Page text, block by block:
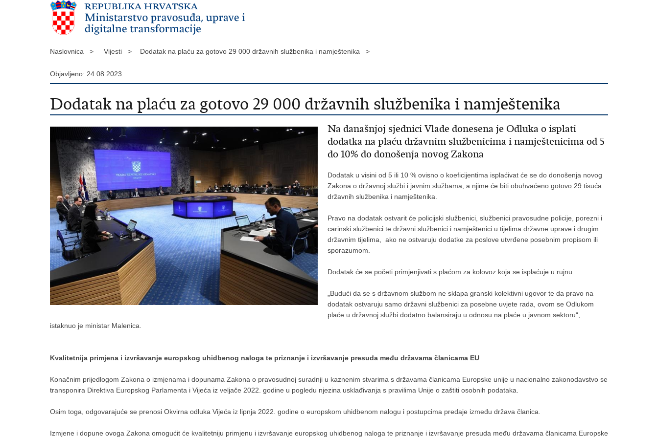
Naslovnica > Vijesti > Dodatak na plaću za gotovo 29 000 državnih službenika i namještenika >
Objavljeno: 24.08.2023.
Dodatak na plaću za gotovo 29 000 državnih službenika i namještenika
Na današnjoj sjednici Vlade donesena je Odluka o isplati
dodatka na plaću državnim službenicima i namještenicima od 5
do 10% do donošenja novog Zakona
Dodatak u visini od 5 ili 10 % ovisno o koeficijentima isplaćivat će se do donošenja novog
Zakona o državnoj službi i javnim službama, a njime će biti obuhvaćeno gotovo 29 tisuća
državnih službenika i namještenika.
Pravo na dodatak ostvarit će policijski službenici, službenici pravosudne policije, porezni i
carinski službenici te državni službenici i namještenici u tijelima državne uprave i drugim
državnim tijelima, ako ne ostvaruju dodatke za poslove utvrđene posebnim propisom ili
sporazumom.
Dodatak će se početi primjenjivati s plaćom za kolovoz koja se isplaćuje u rujnu.
„Budući da se s državnom službom ne sklapa granski kolektivni ugovor te da pravo na
dodatak ostvaruju samo državni službenici za posebne uvjete rada, ovom se Odlukom
plaće u državnoj službi dodatno balansiraju u odnosu na plaće u javnom sektoru“,
istaknuo je ministar Malenica.
Kvalitetnija primjena i izvršavanje europskog uhidbenog naloga te priznanje i izvršavanje presuda među državama članicama EU
Konačnim prijedlogom Zakona o izmjenama i dopunama Zakona o pravosudnoj suradnji u kaznenim stvarima s državama članicama Europske unije u nacionalno zakonodavstvo se
transponira Direktiva Europskog Parlamenta i Vijeća iz veljače 2022. godine u pogledu njezina usklađivanja s pravilima Unije o zaštiti osobnih podataka.
Osim toga, odgovarajuće se prenosi Okvirna odluka Vijeća iz lipnja 2022. godine o europskom uhidbenom nalogu i postupcima predaje između država članica.
Izmjene i dopune ovoga Zakona omogućit će kvalitetniju primjenu i izvršavanje europskog uhidbenog naloga te priznanje i izvršavanje presuda među državama članicama Europske